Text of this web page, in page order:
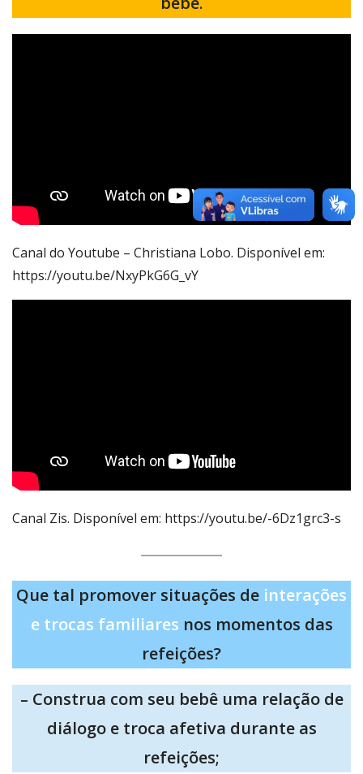
Canal do Youtube – Christiana Lobo. Disponível em:
https://youtu.be/NxyPkG6G_vY
Canal Zis. Disponível em: https://youtu.be/-6Dz1grc3-s
Que tal promover situações de interações
e trocas familiares nos momentos das
refeições?
– Construa com seu bebê uma relação de
diálogo e troca afetiva durante as
refeições;